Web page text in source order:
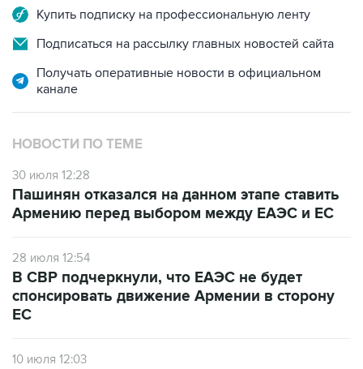
Купить подписку на профессиональную ленту
Подписаться на рассылку главных новостей сайта
Получать оперативные новости в официальном
канале
НОВОСТИ ПО ТЕМЕ
30 июля 12:28
Пашинян отказался на данном этапе ставить
Армению перед выбором между ЕАЭС и ЕС
28 июля 12:54
В СВР подчеркнули, что ЕАЭС не будет
спонсировать движение Армении в сторону
ЕС
10 июля 12:03